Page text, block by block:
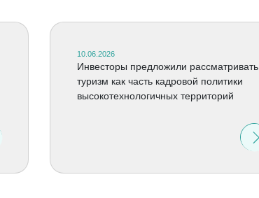
10.06.2026
Инвесторы предложили рассматривать
туризм как часть кадровой политики
высокотехнологичных территорий